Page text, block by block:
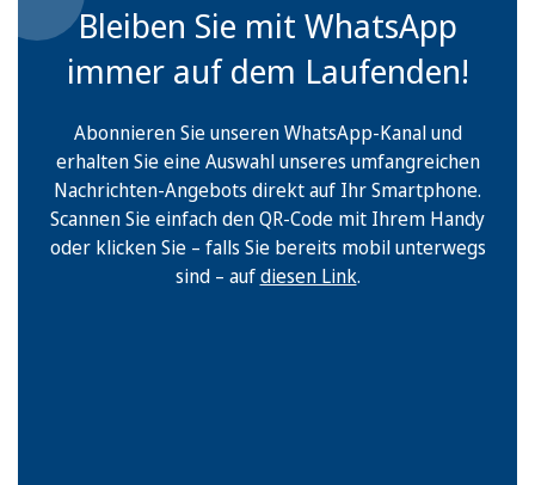
Bleiben Sie mit WhatsApp
immer auf dem Laufenden!
Abonnieren Sie unseren WhatsApp-Kanal und
erhalten Sie eine Auswahl unseres umfangreichen
Nachrichten-Angebots direkt auf Ihr Smartphone.
Scannen Sie einfach den QR-Code mit Ihrem Handy
oder klicken Sie – falls Sie bereits mobil unterwegs
sind – aufdiesen Link.